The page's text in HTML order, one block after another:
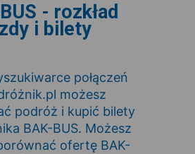
- rozkład
i bilety
połączeń
możesz
podróż i kupić bilety
BAK-BUS. Możesz
ofertę BAK-